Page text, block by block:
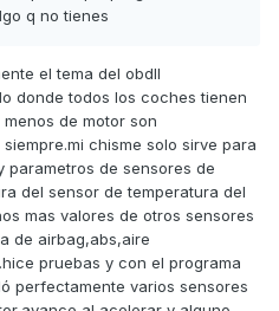
sensor de temperatura
salia la temperatura
y digo como va a ser? pero
sensor en to el bloque,....
q no tienes
el tema del obdII
donde todos los coches tienen
de motor son
chisme solo sirve para
parametros de sensores de
del sensor de temperatura del
mas valores de otros sensores
de airbag,abs,aire
pruebas y con el programa
perfectamente varios sensores